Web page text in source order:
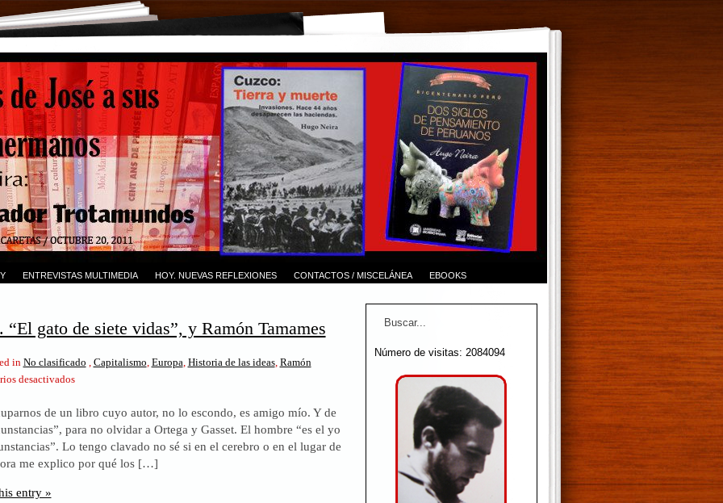
ENTREVISTAS MULTIMEDIA HOY. NUEVAS REFLEXIONES CONTACTOS / MISCELÁNEA EBOOKS
gato de siete vidas”, y Ramón Tamames
in No clasificado , Capitalismo, Europa, Historia de las ideas, Ramón
desactivadosen
“El
gato
de
siete
de un libro cuyo autor, no lo escondo, es amigo mío. Y de
para no olvidar a Ortega y Gasset. El hombre “es el yo
Lo tengo clavado no sé si en el cerebro o en el lugar de
me explico por qué los […]
entry »
Número de visitas: 2084094